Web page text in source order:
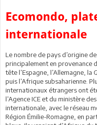
Ecomondo,
internationale
Le nombre de pays d’origine
principalement en provenance
tête l’Espagne, l’Allemagne, la
puis l’Afrique subsaharienne.
internationaux étrangers ont
l’Agence ICE et du ministère
internationale, avec le réseau
Région Émilie-Romagne, en